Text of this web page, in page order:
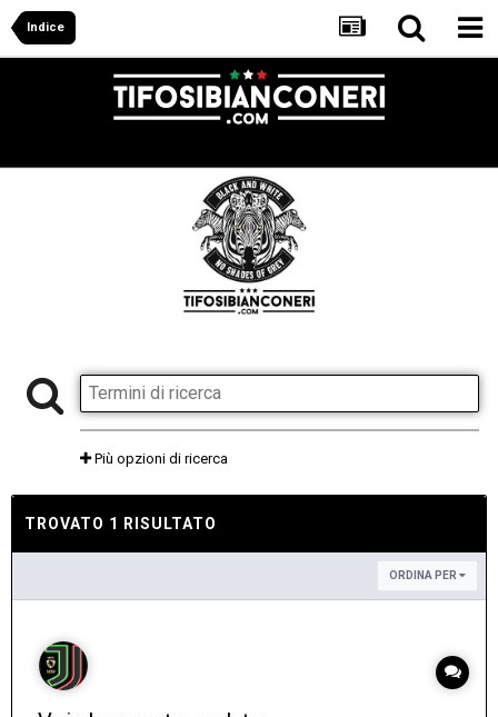
Indice
Più opzioni di ricerca
TROVATO 1 RISULTATO
ORDINA PER